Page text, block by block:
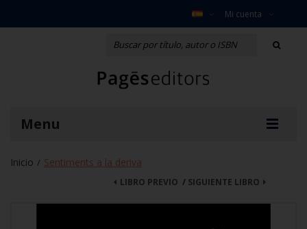
Mi cuenta
Menu
Inicio / Sentiments a la deriva
SIGUIENTE LIBRO
LIBRO PREVIO /